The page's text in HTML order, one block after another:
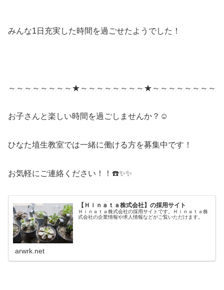
みんな1日充実した時間を過ごせたようでした！
～～～～～～～～★～～～～～～～～★～～～～～～～～
お子さんと楽しい時間を過ごしませんか？☺️
ひなた埴生教室では一緒に働ける方を募集中です！
お気軽にご連絡ください！！☎️✨✨
【Ｈｉｎａｔａ株式会社】の採用サイト
Ｈｉｎａｔａ株式会社の採用サイトです。Ｈｉｎａｔａ株
式会社の企業情報や求人情報などがご覧いただけます。
arwrk.net